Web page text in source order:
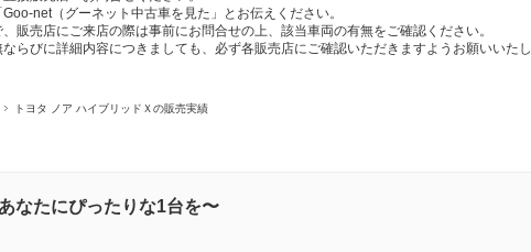
net（グーネット中古車を見た」とお伝えください。
販売店にご来店の際は事前にお問合せの上、該当車両の有無をご確認ください。
らびに詳細内容につきましても、必ず各販売店にご確認いただきますようお願いいたし
トヨタ ノア ハイブリッドＸの販売実績
なたにぴったりな1台を〜